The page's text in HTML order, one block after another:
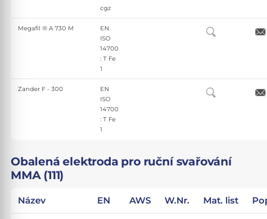
cgz
Megafil ® A 730 M
EN
ISO
14700
: T Fe
1
Zander F - 300
EN
ISO
14700
: T Fe
1
Obalená elektroda pro ruční svařování
MMA (111)
Název EN AWS W.Nr. Mat. list